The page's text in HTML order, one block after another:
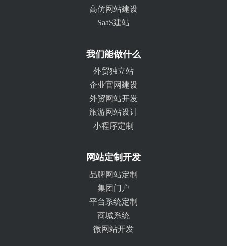
高仿网站建设
SaaS建站
我们能做什么
外贸独立站
企业官网建设
外贸网站开发
旅游网站设计
小程序定制
网站定制开发
品牌网站定制
集团门户
平台系统定制
商城系统
微网站开发